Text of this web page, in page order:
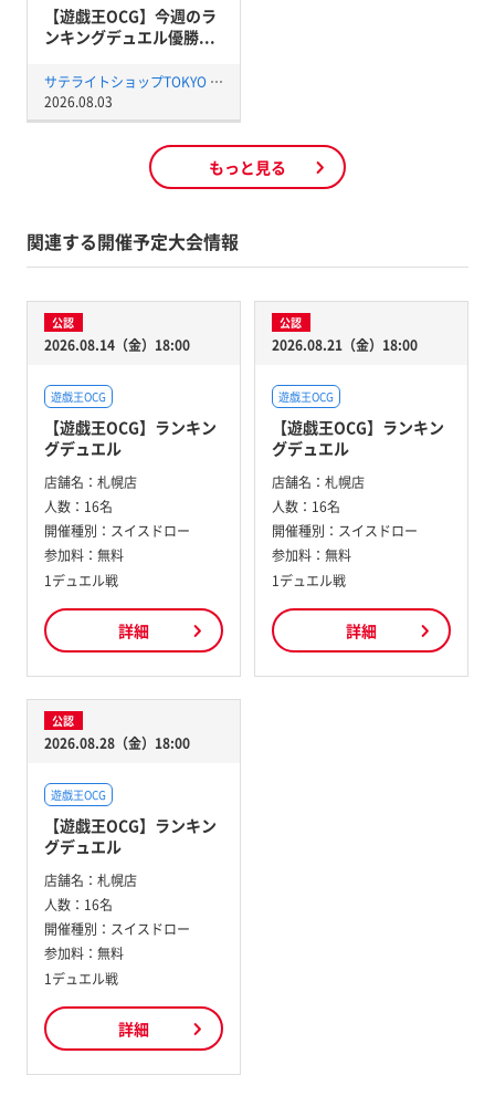
【遊戯王OCG】今週のラ
ンキングデュエル優勝...
サテライトショップTOKYO 秋葉原店
2026.08.03
もっと見る
関連する開催予定大会情報
公認
2026.08.14（金）18:00
遊戯王OCG
【遊戯王OCG】ランキン
グデュエル
店舗名： 札幌店
人数： 16名
開催種別： スイスドロー
参加料： 無料
1デュエル戦
詳細
公認
2026.08.21（金）18:00
遊戯王OCG
【遊戯王OCG】ランキン
グデュエル
店舗名： 札幌店
人数： 16名
開催種別： スイスドロー
参加料： 無料
1デュエル戦
詳細
公認
2026.08.28（金）18:00
遊戯王OCG
【遊戯王OCG】ランキン
グデュエル
店舗名： 札幌店
人数： 16名
開催種別： スイスドロー
参加料： 無料
1デュエル戦
詳細